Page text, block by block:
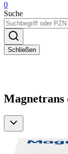
0
Suche
Schließen
Magnetrans